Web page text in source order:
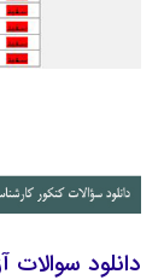
دانلود